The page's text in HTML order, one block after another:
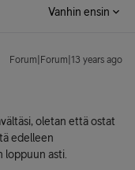
Vanhin ensin
Forum|Forum|13 years ago
oletan että ostat
edelleen
loppuun asti.